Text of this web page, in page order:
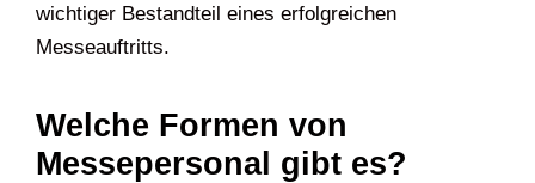
wichtiger Bestandteil eines erfolgreichen
Messeauftritts.
Welche Formen von
Messepersonal gibt es?